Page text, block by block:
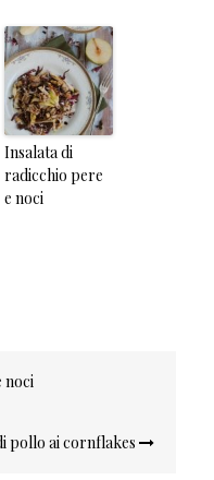
Insalata di
radicchio pere
e noci
noci
pollo ai cornflakes